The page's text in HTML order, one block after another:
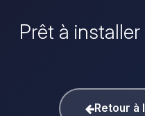
Prêt à
Retour à